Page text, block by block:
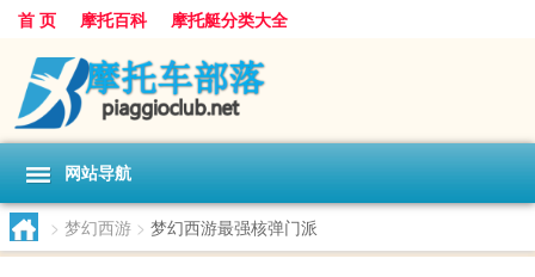
首 页 摩托百科 摩托艇分类大全
网站导航
> 梦幻西游 > 梦幻西游最强核弹门派